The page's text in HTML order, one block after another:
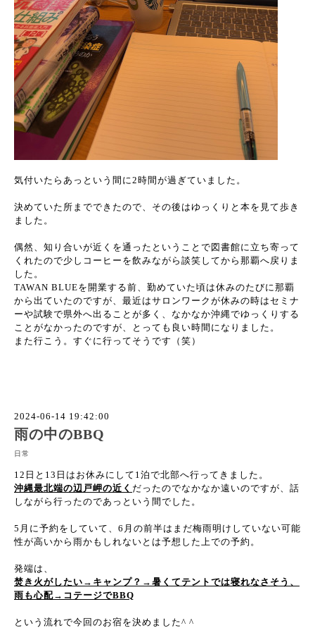
気付いたらあっという間に2時間が過ぎていました。
決めていた所までできたので、その後はゆっくりと本を見て歩き
ました。
偶然、知り合いが近くを通ったということで図書館に立ち寄って
くれたので少しコーヒーを飲みながら談笑してから那覇へ戻りま
した。
TAWAN BLUEを開業する前、勤めていた頃は休みのたびに那覇
から出ていたのですが、最近はサロンワークが休みの時はセミナ
ーや試験で県外へ出ることが多く、なかなか沖縄でゆっくりする
ことがなかったのですが、とっても良い時間になりました。
また行こう。すぐに行ってそうです（笑）
2024-06-14 19:42:00
雨の中のBBQ
日常
12日と13日はお休みにして1泊で北部へ行ってきました。
沖縄最北端の辺戸岬の近く だったのでなかなか遠いのですが、話
しながら行ったのであっという間でした。
5月に予約をしていて、6月の前半はまだ梅雨明けしていない可能
性が高いから雨かもしれないとは予想した上での予約。
発端は、
焚き火がしたい→キャンプ？→暑くてテントでは寝れなさそう、
雨も心配→コテージでBBQ
という流れで今回のお宿を決めました^ ^